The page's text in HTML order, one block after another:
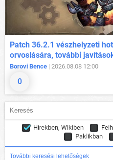
0
Patch 36.2.1 vészhelyzeti
orvoslására, további
Borovi Bence | 2026.08.08 12:00
Hírekben, Wikiben
Paklikban
További keresési lehetőségek